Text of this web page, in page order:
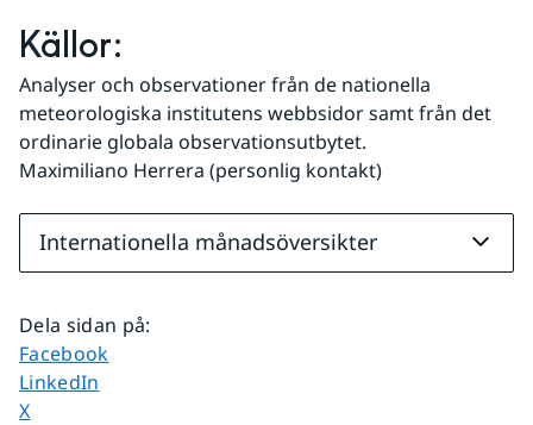
Källor:
Analyser och observationer från de nationella
meteorologiska institutens webbsidor samt från det
ordinarie globala observationsutbytet.
Maximiliano Herrera (personlig kontakt)
Internationella månadsöversikter
Dela sidan på:
Dela sidan på
Facebook
Dela sidan på
LinkedIn
Dela sidan på
X